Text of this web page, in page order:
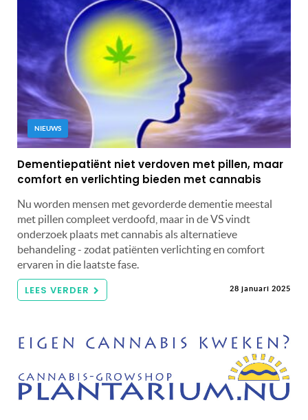
NIEUWS
Dementiepatiënt niet verdoven met pillen, maar
comfort en verlichting bieden met cannabis
Nu worden mensen met gevorderde dementie meestal
met pillen compleet verdoofd, maar in de VS vindt
onderzoek plaats met cannabis als alternatieve
behandeling - zodat patiënten verlichting en comfort
ervaren in die laatste fase.
LEES VERDER 28 januari 2025